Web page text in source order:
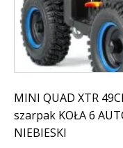
MINI QUAD XTR
szarpak KOŁA 6
NIEBIESKI